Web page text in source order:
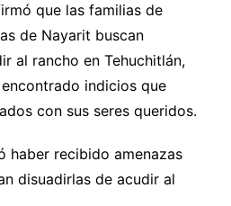
que las familias de
de Nayarit buscan
al rancho en Tehuchitlán,
indicios que
con sus seres queridos.
haber recibido amenazas
disuadirlas de acudir al